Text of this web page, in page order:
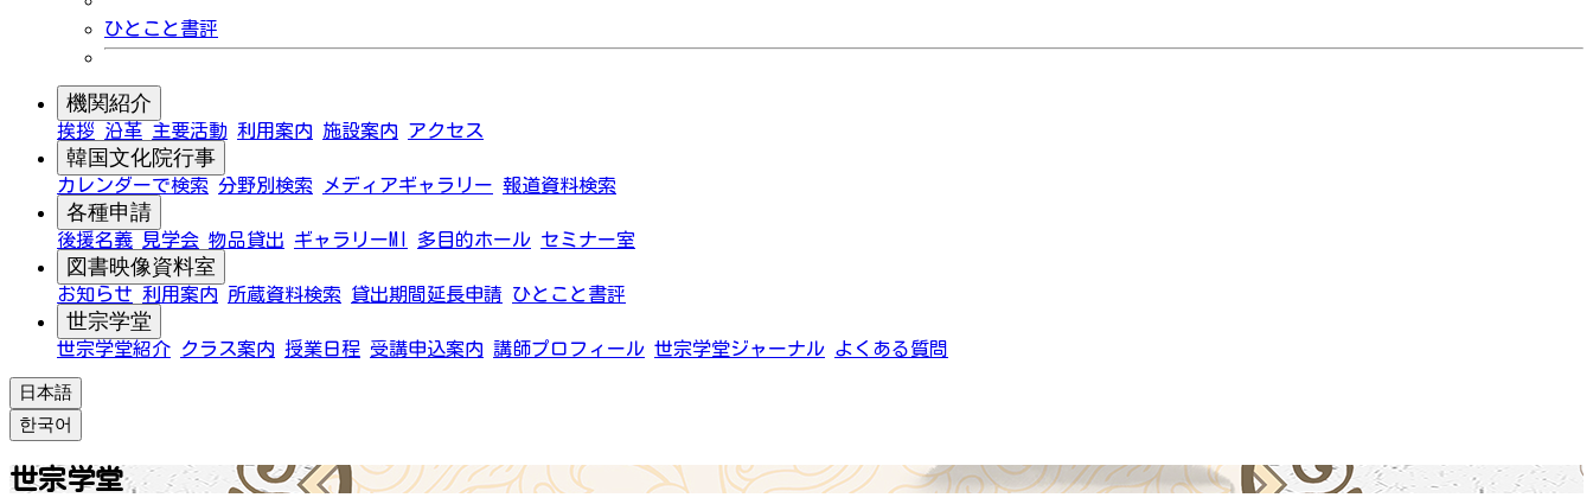
ひとこと書評
機関紹介
挨拶 沿革 主要活動 利用案内 施設案内 アクセス
韓国文化院行事
カレンダーで検索 分野別検索 メディアギャラリー 報道資料検索
各種申請
後援名義 見学会 物品貸出 ギャラリーMI 多目的ホール セミナー室
図書映像資料室
お知らせ 利用案内 所蔵資料検索 貸出期間延長申請 ひとこと書評
世宗学堂
世宗学堂紹介 クラス案内 授業日程 受講申込案内 講師プロフィール 世宗学堂ジャーナル よくある質問
日本語
한국어
世宗学堂